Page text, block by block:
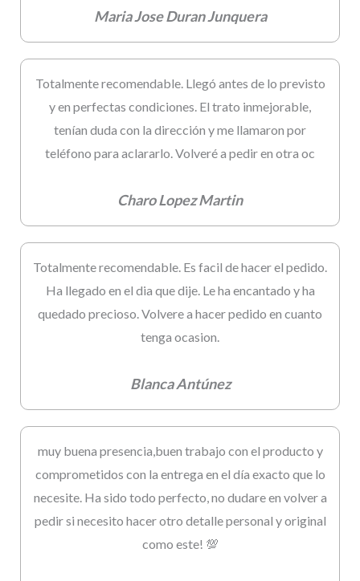
Maria Jose Duran Junquera
Totalmente recomendable. Llegó antes de lo previsto
y en perfectas condiciones. El trato inmejorable,
tenían duda con la dirección y me llamaron por
teléfono para aclararlo. Volveré a pedir en otra oc
Charo Lopez Martin
Totalmente recomendable. Es facil de hacer el pedido.
Ha llegado en el dia que dije. Le ha encantado y ha
quedado precioso. Volvere a hacer pedido en cuanto
tenga ocasion.
Blanca Antúnez
muy buena presencia,buen trabajo con el producto y
comprometidos con la entrega en el día exacto que lo
necesite. Ha sido todo perfecto, no dudare en volver a
pedir si necesito hacer otro detalle personal y original
como este! 💯